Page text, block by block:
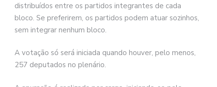
distribuídos entre os partidos integrantes de cada
bloco. Se preferirem, os partidos podem atuar sozinhos,
sem integrar nenhum bloco.
A votação só será iniciada quando houver, pelo menos,
257 deputados no plenário.